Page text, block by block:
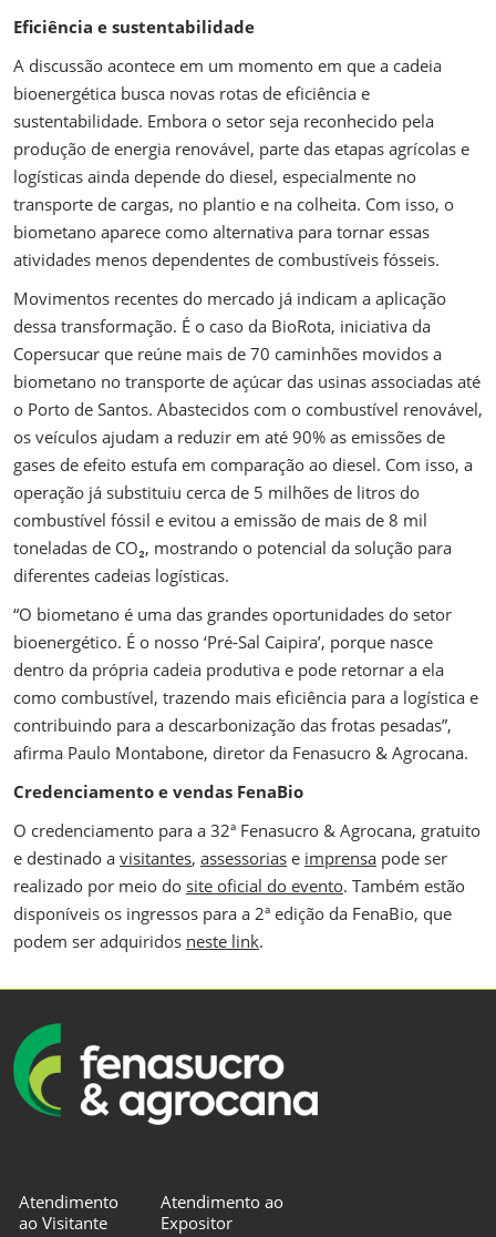
Eficiência e sustentabilidade
A discussão acontece em um momento em que a cadeia
bioenergética busca novas rotas de eficiência e
sustentabilidade. Embora o setor seja reconhecido pela
produção de energia renovável, parte das etapas agrícolas e
logísticas ainda depende do diesel, especialmente no
transporte de cargas, no plantio e na colheita. Com isso, o
biometano aparece como alternativa para tornar essas
atividades menos dependentes de combustíveis fósseis.
Movimentos recentes do mercado já indicam a aplicação
dessa transformação. É o caso da BioRota, iniciativa da
Copersucar que reúne mais de 70 caminhões movidos a
biometano no transporte de açúcar das usinas associadas até
o Porto de Santos. Abastecidos com o combustível renovável,
os veículos ajudam a reduzir em até 90% as emissões de
gases de efeito estufa em comparação ao diesel. Com isso, a
operação já substituiu cerca de 5 milhões de litros do
combustível fóssil e evitou a emissão de mais de 8 mil
toneladas de CO₂, mostrando o potencial da solução para
diferentes cadeias logísticas.
“O biometano é uma das grandes oportunidades do setor
bioenergético. É o nosso ‘Pré-Sal Caipira’, porque nasce
dentro da própria cadeia produtiva e pode retornar a ela
como combustível, trazendo mais eficiência para a logística e
contribuindo para a descarbonização das frotas pesadas”,
afirma Paulo Montabone, diretor da Fenasucro & Agrocana.
Credenciamento e vendas FenaBio
O credenciamento para a 32ª Fenasucro & Agrocana, gratuito
e destinado a visitantes, assessorias e imprensa pode ser
realizado por meio do site oficial do evento. Também estão
disponíveis os ingressos para a 2ª edição da FenaBio, que
podem ser adquiridos neste link.
Atendimento
ao Visitante
Atendimento ao
Expositor